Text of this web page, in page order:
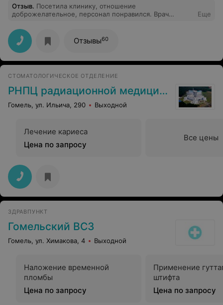
Отзыв. Посетила клинику, отношение
доброжелательное, персонал понравился. Врач
удивило. Не впечатлил внешний вид стоматологии,
оборудование не совсем новое, ожидала другого.
Цены выше средних по городу.
Еще
Отзывы60
СТОМАТОЛОГИЧЕСКОЕ ОТДЕЛЕНИЕ
РНПЦ радиационной медицины
Гомель, ул. Ильича, 290 Выходной
Лечение кариеса
Цена по запросу
Все цены
ЗДРАВПУНКТ
Гомельский ВСЗ
Гомель, ул. Химакова, 4 Выходной
Наложение временной
пломбы
Цена по запросу
Применение
штифта
Цена по запросу